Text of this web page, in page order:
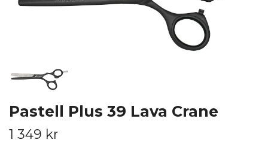
Pastell Plus 39 Lava Crane
1 349 kr